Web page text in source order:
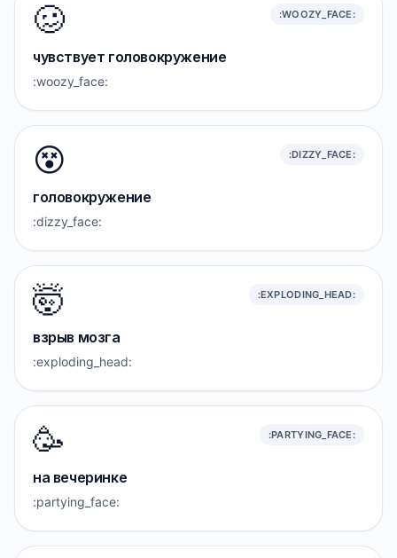
🥴 :WOOZY_FACE:
чувствует головокружение
:woozy_face:
😵 :DIZZY_FACE:
головокружение
:dizzy_face:
🤯 :EXPLODING_HEAD:
взрыв мозга
:exploding_head:
🥳 :PARTYING_FACE:
на вечеринке
:partying_face: